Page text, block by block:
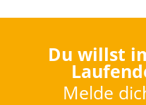
Du willst
Melde